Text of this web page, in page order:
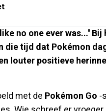
no one ever was...'' Bij
die tijd dat Pokémon
louter positieve
met de Pokémon Go -